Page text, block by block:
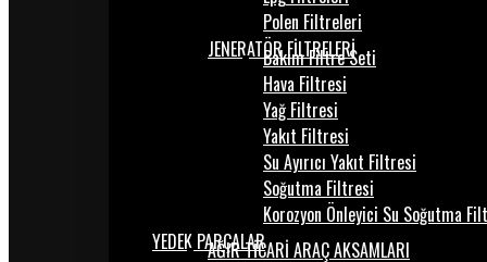
Polen Filtreleri
JENERATÖR FİLTRELERİ
Bakım Filtre Seti
Hava Filtresi
Yağ Filtresi
Yakıt Filtresi
Su Ayırıcı Yakıt Filtresi
Soğutma Filtresi
Korozyon Önleyici Su Soğutma
YEDEK PARÇALARAĞIR TİCARİ ARAÇ AKSAMLARI